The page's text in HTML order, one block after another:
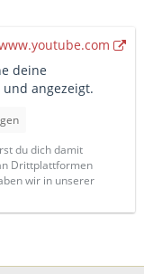
deine
angezeigt.
du dich damit
Drittplattformen
wir in unserer